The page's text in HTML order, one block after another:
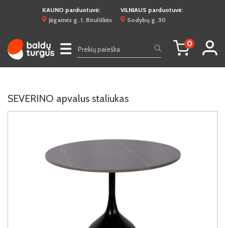
KAUNO parduotuvė:
Jėgainės g. 1, Biruliškės
VILNIAUS parduotuvė:
Sodybų g. 30
☰ 0
SEVERINO apvalus staliukas